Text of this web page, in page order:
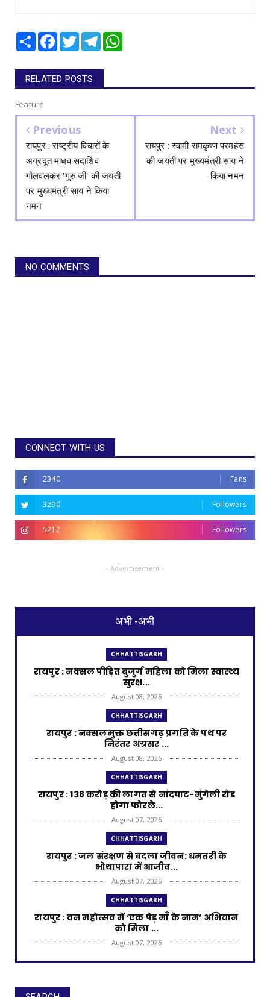
Share Facebook
TwitterTelegram
RELATED POSTS
Feature
Previous
रायपुर : राष्ट्रीय विचारों के
अग्रदूत माधव सदाशिव
गोलवलकर 'गुरु जी' की जयंती
पर मुख्यमंत्री साय ने किया
नमन
Next
रायपुर : स्वामी रामकृष्ण परमहंस
की जयंती पर मुख्यमंत्री साय ने
किया नमन
NO COMMENTS
CONNECT WITH US
2340 Fans
3290 Followers
5212 Followers
- Advertisement -
अभी -अभी
CHHATTISGARH
रायपुर : नक्सल पीड़ित बुजुर्ग महिला को मिला स्वास्थ्य
सुरक्ष...
August 08, 2026
CHHATTISGARH
रायपुर : नक्सलमुक्त छत्तीसगढ़ प्रगति के पथ पर
निरंतर अग्रसर ...
August 08, 2026
CHHATTISGARH
रायपुर : 138 करोड़ की लागत से नांदघाट-मुंगेली रोड
होगा फोरले...
August 07, 2026
CHHATTISGARH
रायपुर : जल संरक्षण से बदला जीवन: धमतरी के
भोथापारा में आजीव...
August 07, 2026
CHHATTISGARH
रायपुर : वन महोत्सव में ‘एक पेड़ माँ के नाम’ अभियान
को मिला ...
August 07, 2026
CHHATTISGARH